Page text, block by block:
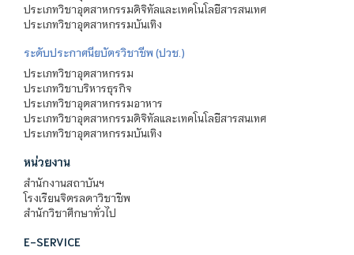
ประเภทวิชาอุตสาหกรรมดิจิทัลและเทคโนโลยีสารสนเทศ
ประเภทวิชาอุตสาหกรรมบันเทิง
ระดับประกาศนียบัตรวิชาชีพ (ปวช.)
ประเภทวิชาอุตสาหกรรม
ประเภทวิชาบริหารธุรกิจ
ประเภทวิชาอุตสาหกรรมอาหาร
ประเภทวิชาอุตสาหกรรมดิจิทัลและเทคโนโลยีสารสนเทศ
ประเภทวิชาอุตสาหกรรมบันเทิง
หน่วยงาน
สำนักงานสถาบันฯ
โรงเรียนจิตรลดาวิชาชีพ
สำนักวิชาศึกษาทั่วไป
E-SERVICE